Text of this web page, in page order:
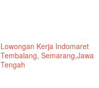
Lowongan Kerja Indomaret
Tembalang, Semarang,Jawa
Tengah